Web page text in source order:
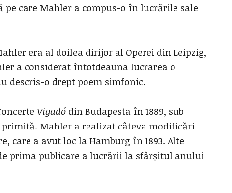
pe care Mahler a compus-o în lucrările sale
era al doilea dirijor al Operei din Leipzig,
a considerat întotdeauna lucrarea o
descris-o drept poem simfonic.
Vigadódin Budapesta în 1889, sub
Mahler a realizat câteva modificări
care a avut loc la Hamburg în 1893. Alte
prima publicare a lucrării la sfârșitul anului